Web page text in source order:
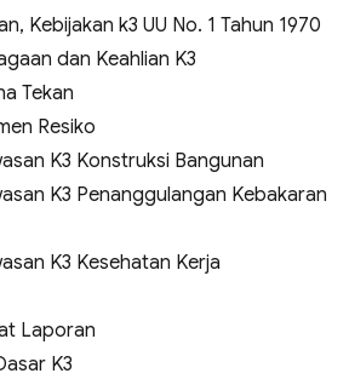
Kebijakan k3 UU No. 1 Tahun 1970
dan Keahlian K3
Tekan
Resiko
K3 Konstruksi Bangunan
K3 Penanggulangan Kebakaran
K3 Kesehatan Kerja
Laporan
K3